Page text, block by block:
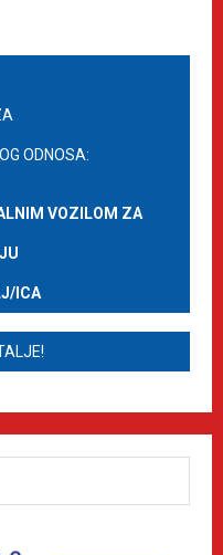
ODNOSA:
VOZILOM ZA
ICA